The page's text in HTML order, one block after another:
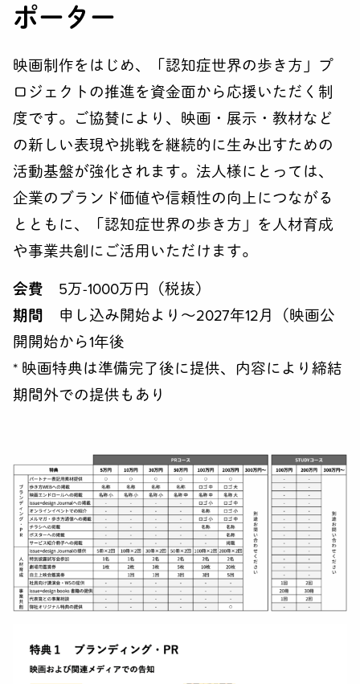
ポーター
映画制作をはじめ、「認知症世界の歩き方」プ
ロジェクトの推進を資金面から応援いただく制
度です。ご協賛により、映画・展示・教材など
の新しい表現や挑戦を継続的に生み出すための
活動基盤が強化されます。法人様にとっては、
企業のブランド価値や信頼性の向上につながる
とともに、「認知症世界の歩き方」を人材育成
や事業共創にご活用いただけます。
会費 5万-1000万円（税抜）
期間
申し込み開始より〜2027年12月（映画公
開開始から1年後
* 映画特典は準備完了後に提供、内容により締結
期間外での提供もあり